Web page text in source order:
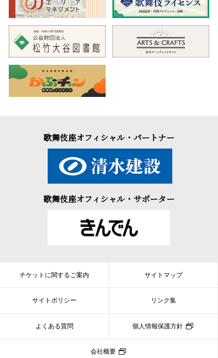
歌舞伎座オフィシャル・パートナー
歌舞伎座オフィシャル・サポーター
チケットに関するご案内 サイトマップ
サイトポリシー リンク集
よくある質問 個人情報保護方針
会社概要